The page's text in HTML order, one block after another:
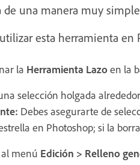
de una manera muy
esta herramienta en
la Herramienta Lazoen la
selección holgada
Debes asegurarte de
en Photoshop; si la
menú Edición > Relleno